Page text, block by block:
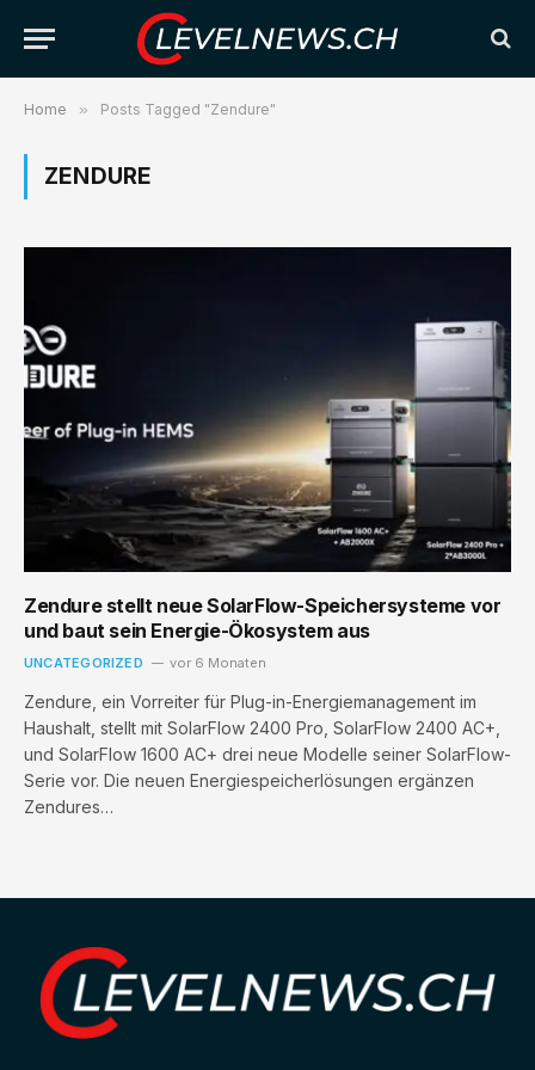
Home » Posts Tagged "Zendure"
ZENDURE
Zendure stellt neue SolarFlow-Speichersysteme vor
und baut sein Energie-Ökosystem aus
UNCATEGORIZED vor 6 Monaten
Zendure, ein Vorreiter für Plug-in-Energiemanagement im
Haushalt, stellt mit SolarFlow 2400 Pro, SolarFlow 2400 AC+,
und SolarFlow 1600 AC+ drei neue Modelle seiner SolarFlow-
Serie vor. Die neuen Energiespeicherlösungen ergänzen
Zendures…